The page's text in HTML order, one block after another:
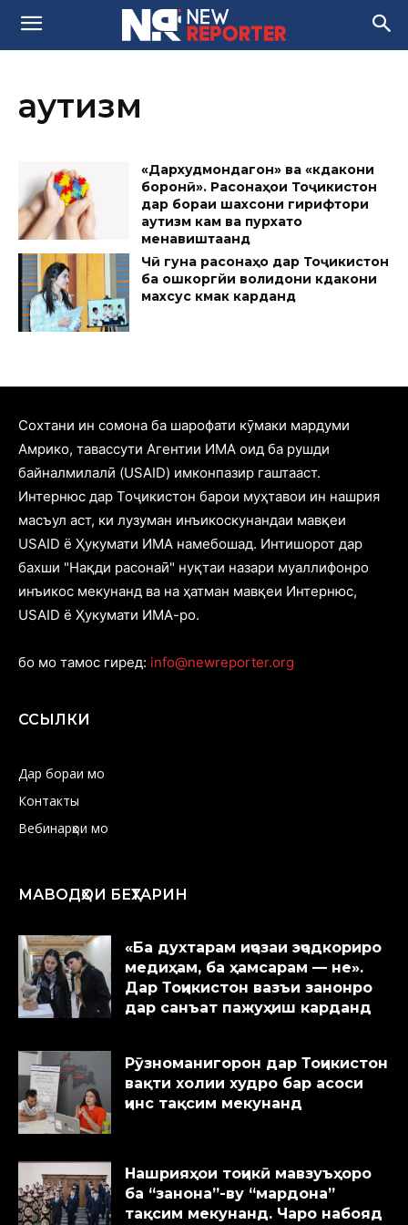
аутизм
«Дархудмондагон» ва «кӯдакони
боронӣ». Расонаҳои Тоҷикистон
дар бораи шахсони гирифтори
аутизм кам ва пурхато
менавиштаанд
Чӣ гуна расонаҳо дар Тоҷикистон
ба ошкоргӯйи волидони кӯдакони
махсус кӯмак карданд
Cохтани ин сомона ба шарофати кӯмаки мардуми
Амрико, тавассути Агентии ИМА оид ба рушди
байналмилалӣ (USAID) имконпазир гаштааст.
Интернюс дар Тоҷикистон барои муҳтавои ин нашрия
масъул аст, ки лузуман инъикоскунандаи мавқеи
USAID ё Ҳукумати ИМА намебошад. Интишорот дар
бахши "Нақди расонаӣ" нуқтаи назари муаллифонро
инъикос мекунанд ва на ҳатман мавқеи Интернюс,
USAID ё Ҳукумати ИМА-ро.
бо мо тамос гиред: info@newreporter.org
ССЫЛКИ
Дар бораи мо
Контакты
Вебинарҳои мо
МАВОДҲОИ БЕҲТАРИН
«Ба духтарам иҷозаи эҷодкориро
медиҳам, ба ҳамсарам — не».
Дар Тоҷикистон вазъи занонро
дар санъат пажуҳиш карданд
Рӯзноманигорон дар Тоҷикистон
вақти холии худро бар асоси
ҷинс тақсим мекунанд
Нашрияҳои тоҷикӣ мавзуъҳоро
ба “занона”-ву “мардона”
тақсим мекунанд. Чаро набояд